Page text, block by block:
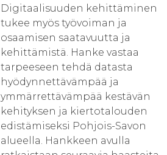
Digitaalisuuden kehittäminen
tukee myös työvoiman ja
osaamisen saatavuutta ja
kehittämistä. Hanke vastaa
tarpeeseen tehdä datasta
hyödynnettävämpää ja
ymmärrettävämpää kestävän
kehityksen ja kiertotalouden
edistämiseksi Pohjois-Savon
alueella. Hankkeen avulla